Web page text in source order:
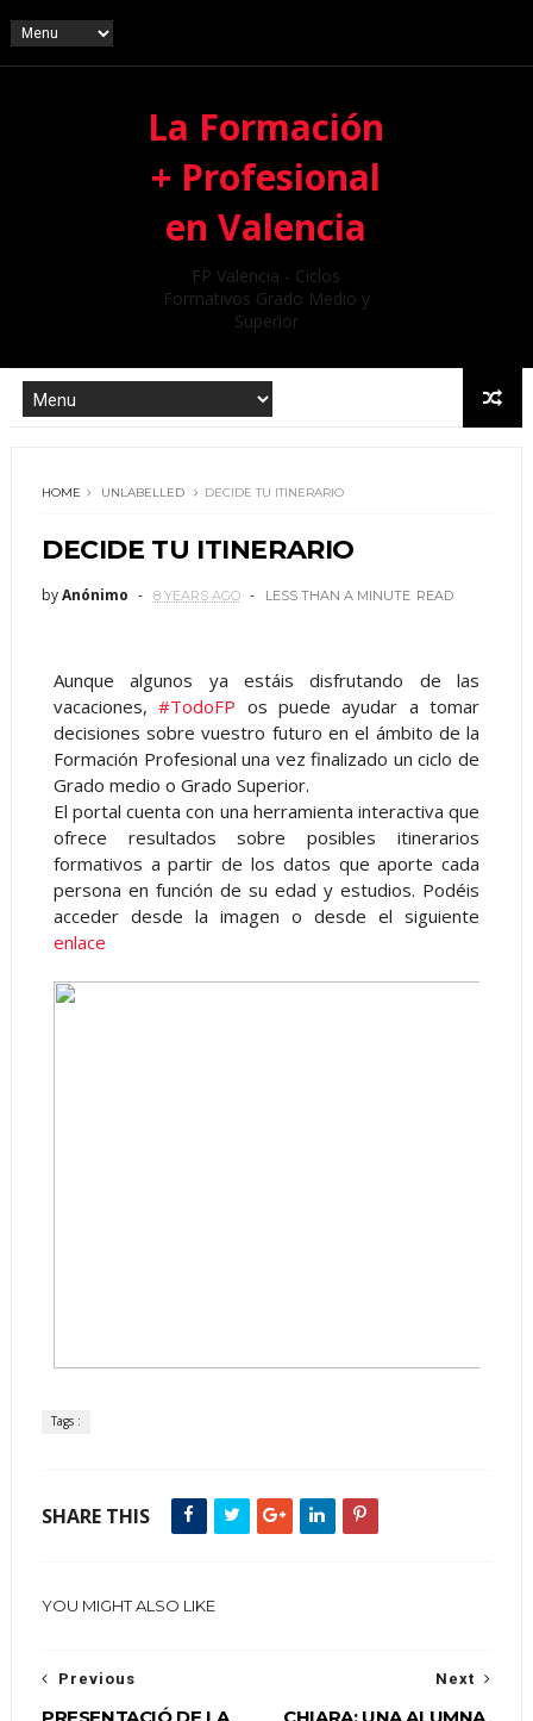
La Formación
+ Profesional
en Valencia
FP Valencia - Ciclos
Formativos Grado Medio y
Superior
HOME UNLABELLED DECIDE TU ITINERARIO
DECIDE TU ITINERARIO
byAnónimo 8 YEARS AGO LESS THAN A MINUTE READ
Aunque algunos ya estáis disfrutando de las
vacaciones,#TodoFP os puede ayudar a tomar
decisiones sobre vuestro futuro en el ámbito de la
Formación Profesional una vez finalizado un ciclo de
Grado medio o Grado Superior.
El portal cuenta con una herramienta interactiva que
ofrece resultados sobre posibles itinerarios
formativos a partir de los datos que aporte cada
persona en función de su edad y estudios. Podéis
acceder desde la imagen o desde el siguiente
enlace
Tags :
SHARE THIS
YOU MIGHT ALSO LIKE
Next
Previous